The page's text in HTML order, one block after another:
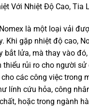
Với Nhiệt Độ Cao, Tia
là một loại vải
Khi gặp nhiệt độ cao,
bắt lửa, mà thay vào
thiểu rủi ro cho người
các công việc trong
lính cứu hỏa, công
hoặc trong ngành